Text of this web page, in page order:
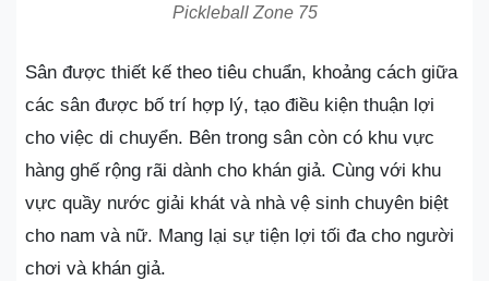
Pickleball Zone 75
Sân được thiết kế theo tiêu chuẩn, khoảng cách giữa
các sân được bố trí hợp lý, tạo điều kiện thuận lợi
cho việc di chuyển. Bên trong sân còn có khu vực
hàng ghế rộng rãi dành cho khán giả. Cùng với khu
vực quầy nước giải khát và nhà vệ sinh chuyên biệt
cho nam và nữ. Mang lại sự tiện lợi tối đa cho người
chơi và khán giả.